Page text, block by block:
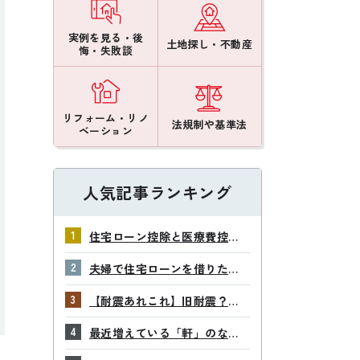
実例を見る・後
悔・失敗談
土地探し・不動産
リフォーム・リノ
ベーション
法規制や基準法
人気記事ランキング
住宅ローン控除と医療費控
除、両方申告してもムダな
の？
夫婦で住宅ローンを借りた場
合の負担割合はどう決める？
【耐震あれこれ】旧耐震？新
耐震？2000年基準？
最近増えている「軒」のない
家ってどうなの？―後悔しな